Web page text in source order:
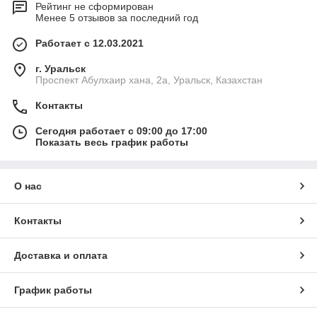
Рейтинг не сформирован
Менее 5 отзывов за последний год
Работает с 12.03.2021
г. Уральск
Проспект Абулхаир хана, 2а, Уральск, Казахстан
Контакты
Сегодня работает с 09:00 до 17:00
Показать весь график работы
О нас
Контакты
Доставка и оплата
График работы